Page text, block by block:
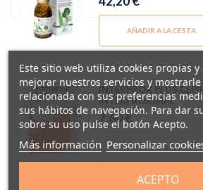
AÑADIR A LA CESTA
INTERPROX PLUS
INTERPROXIMAL
7,60 €
AÑADIR A LA CESTA
Este sitio web utiliza cookies propias
mejorar nuestros servicios y
relacionada con sus preferencias
sus hábitos de navegación. Para dar
sobre su uso pulse el botón Acepto.
Más información Personalizar
ACEPTO